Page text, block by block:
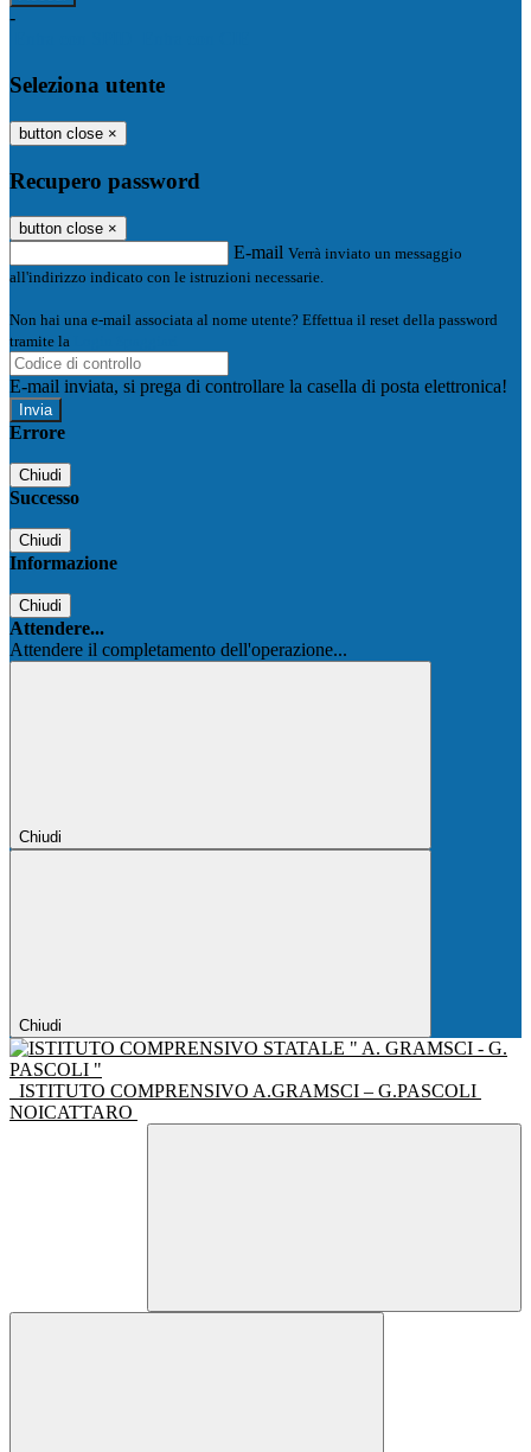
-
Seleziona utente
button close ×
Recupero password
button close ×
E-mail Verrà inviato un messaggio
all'indirizzo indicato con le istruzioni necessarie.
Non hai una e-mail associata al nome utente? Effettua il reset della password
tramite la
E-mail inviata, si prega di controllare la casella di posta elettronica!
Errore
Chiudi
Successo
Chiudi
Informazione
Chiudi
Attendere...
Attendere il completamento dell'operazione...
Chiudi
Chiudi
ISTITUTO COMPRENSIVO A.GRAMSCI – G.PASCOLI
NOICATTARO